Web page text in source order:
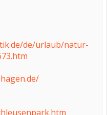
de/urlaub/natur-